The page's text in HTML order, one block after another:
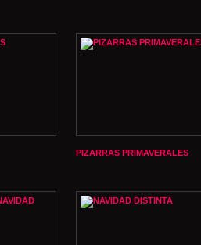
PIZARRAS PRIMAVERALES